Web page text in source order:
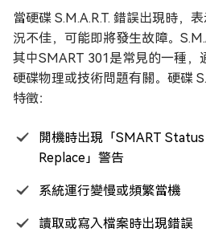
當硬碟 S.M.A.R.T. 錯誤出現時，
況不佳，可能即將發生故障。
其中SMART 301是常見的一種，
硬碟物理或技術問題有關。硬碟
特徵：
開機時出現「SMART
Replace」警告
系統運行變慢或頻繁當機
讀取或寫入檔案時出現錯誤